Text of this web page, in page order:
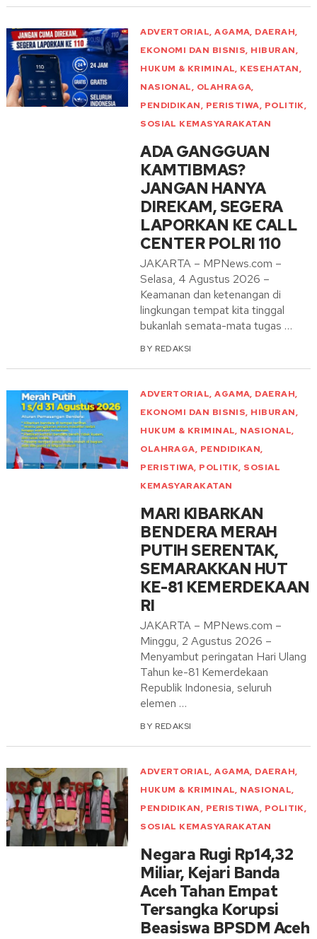
ADVERTORIAL,AGAMA, DAERAH,
EKONOMI DAN BISNIS, HIBURAN,
HUKUM & KRIMINAL, KESEHATAN,
NASIONAL, OLAHRAGA,
PENDIDIKAN, PERISTIWA, POLITIK,
SOSIAL KEMASYARAKATAN
ADA GANGGUAN
KAMTIBMAS?
JANGAN HANYA
DIREKAM, SEGERA
LAPORKAN KE CALL
CENTER POLRI 110
JAKARTA – MPNews.com –
Selasa, 4 Agustus 2026 –
Keamanan dan ketenangan di
lingkungan tempat kita tinggal
bukanlah semata-mata tugas …
BY REDAKSI
ADVERTORIAL,AGAMA, DAERAH,
EKONOMI DAN BISNIS, HIBURAN,
HUKUM & KRIMINAL, NASIONAL,
OLAHRAGA, PENDIDIKAN,
PERISTIWA, POLITIK, SOSIAL
KEMASYARAKATAN
MARI KIBARKAN
BENDERA MERAH
PUTIH SERENTAK,
SEMARAKKAN HUT
KE-81 KEMERDEKAAN
RI
JAKARTA – MPNews.com –
Minggu, 2 Agustus 2026 –
Menyambut peringatan Hari Ulang
Tahun ke-81 Kemerdekaan
Republik Indonesia, seluruh
elemen …
BY REDAKSI
ADVERTORIAL,AGAMA, DAERAH,
HUKUM & KRIMINAL, NASIONAL,
PENDIDIKAN, PERISTIWA, POLITIK,
SOSIAL KEMASYARAKATAN
Negara Rugi Rp14,32
Miliar, Kejari Banda
Aceh Tahan Empat
Tersangka Korupsi
Beasiswa BPSDM Aceh